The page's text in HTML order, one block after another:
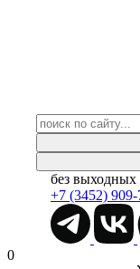
без выходных
+7 (3452) 909-
0